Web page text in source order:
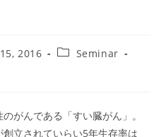
2016
PostSeminar
がんである「すい臓がん」。
立されていらい5年生存率は